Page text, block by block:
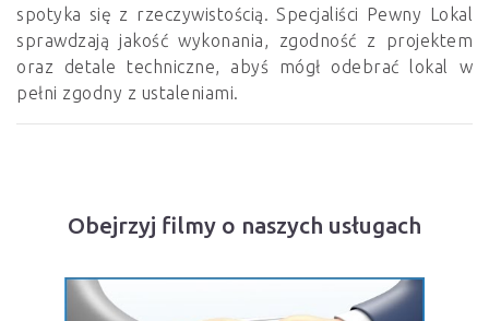
spotyka się z rzeczywistością. Specjaliści Pewny Lokal
sprawdzają jakość wykonania, zgodność z projektem
oraz detale techniczne, abyś mógł odebrać lokal w
pełni zgodny z ustaleniami.
Obejrzyj filmy o naszych usługach